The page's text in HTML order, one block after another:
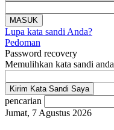
Lupa kata sandi Anda?
Pedoman
Password recovery
Memulihkan kata sandi anda
pencarian
Jumat, 7 Agustus 2026